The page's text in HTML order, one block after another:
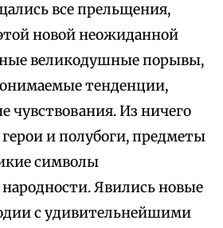
все прельщения,
новой неожиданной
великодушные порывы,
тенденции,
чувствования. Из ничего
и полубоги, предметы
символы
Явились новые
с удивительнейшими